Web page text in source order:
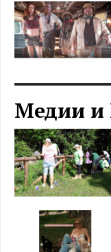
Медии и